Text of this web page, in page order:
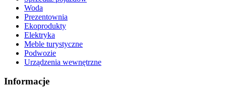
Woda
Prezentownia
Ekoprodukty
Elektryka
Meble turystyczne
Podwozie
Urządzenia wewnętrzne
Informacje